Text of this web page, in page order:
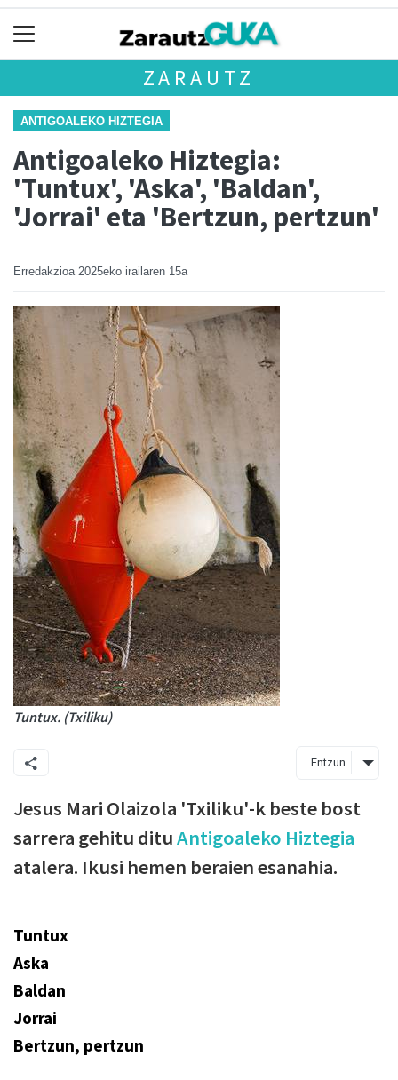
ZARAUTZ
ANTIGOALEKO HIZTEGIA
Antigoaleko Hiztegia:
'Tuntux', 'Aska', 'Baldan',
'Jorrai' eta 'Bertzun, pertzun'
Erredakzioa 2025eko irailaren 15a
Tuntux. (Txiliku)
Entzun
Jesus Mari Olaizola 'Txiliku'-k beste bost
sarrera gehitu dituAntigoaleko Hiztegia
atalera. Ikusi hemen beraien esanahia.
Tuntux
Aska
Baldan
Jorrai
Bertzun, pertzun